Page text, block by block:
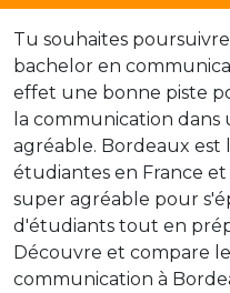
Tu souhaites
bachelor en
effet une bonne piste
la communication
agréable. Bordeaux est
étudiantes en France
super agréable pour
d'étudiants tout en
Découvre et compare
communication à